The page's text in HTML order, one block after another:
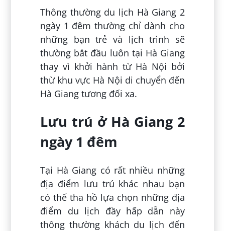
Thông thường du lịch Hà Giang 2
ngày 1 đêm thường chỉ dành cho
những bạn trẻ và lịch trình sẽ
thường bắt đầu luôn tại Hà Giang
thay vì khởi hành từ Hà Nội bởi
thừ khu vực Hà Nội di chuyển đến
Hà Giang tương đối xa.
Lưu trú ở Hà Giang 2
ngày 1 đêm
Tại Hà Giang có rất nhiều những
địa điểm lưu trú khác nhau bạn
có thể tha hồ lựa chọn những địa
điểm du lịch đầy hấp dẫn này
thông thường khách du lịch đến